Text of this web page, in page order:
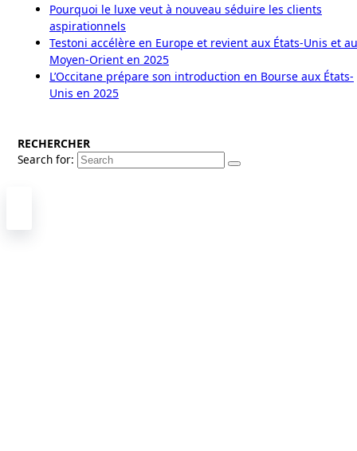
Pourquoi le luxe veut à nouveau séduire les clients
aspirationnels
Testoni accélère en Europe et revient aux États-Unis et au
Moyen-Orient en 2025
L’Occitane prépare son introduction en Bourse aux États-
Unis en 2025
RECHERCHER
Search for: